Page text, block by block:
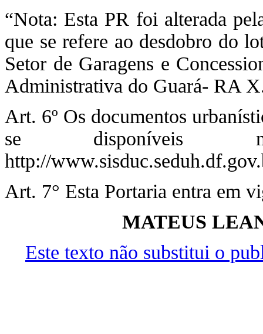
“Nota: Esta PR foi alterada
que se refere ao desdobro do
Setor de Garagens e
Administrativa do Guará- RA
Art. 6º Os documentos
se disponíveis
http://
Art. 7° Esta Portaria entra em
MATEUS
Este texto não substitui o